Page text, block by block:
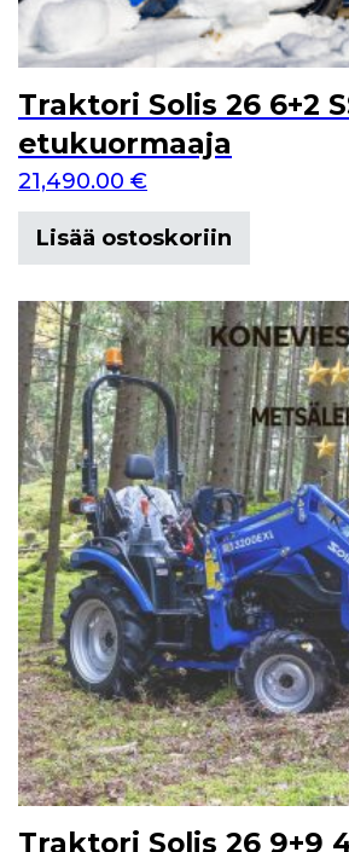
Traktori Solis 26 6+2
etukuormaaja
21,490.00 €
Lisää ostoskoriin
Traktori Solis 26 9+9